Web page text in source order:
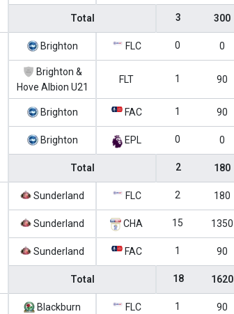
Total 3 300
Brighton FLC 0 0
Brighton &
Hove Albion U21
FLT 1 90
Brighton FAC 1 90
Brighton EPL 0 0
Total 2 180
Sunderland FLC 2 180
Sunderland CHA 15 1350
Sunderland FAC 1 90
Total 18 1620
Blackburn FLC 1 90